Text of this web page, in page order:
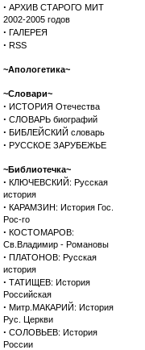
· АРХИВ СТАРОГО МИТ
2002-2005 годов
· ГАЛЕРЕЯ
· RSS
~Апологетика~
~Словари~
· ИСТОРИЯ Отечества
· СЛОВАРЬ биографий
· БИБЛЕЙСКИЙ словарь
· РУССКОЕ ЗАРУБЕЖЬЕ
~Библиотечка~
· КЛЮЧЕВСКИЙ: Русская
история
· КАРАМЗИН: История Гос.
Рос-го
· КОСТОМАРОВ:
Св.Владимир - Романовы
· ПЛАТОНОВ: Русская
история
· ТАТИЩЕВ: История
Российская
· Митр.МАКАРИЙ: История
Рус. Церкви
· СОЛОВЬЕВ: История
России